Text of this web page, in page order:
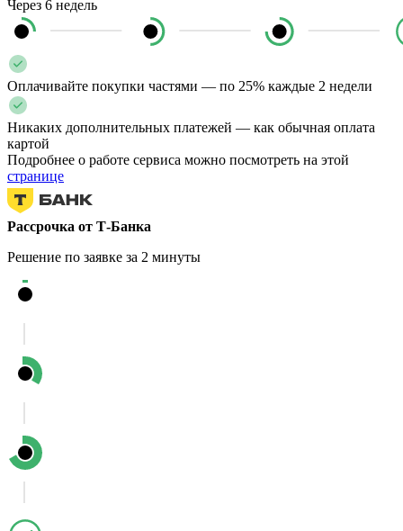
Через 6 недель
Оплачивайте покупки частями — по 25% каждые 2 недели
Никаких дополнительных платежей — как обычная оплата
картой
Подробнее о работе сервиса можно посмотреть на этой
странице
Рассрочка от Т-Банка
Решение по заявке за 2 минуты